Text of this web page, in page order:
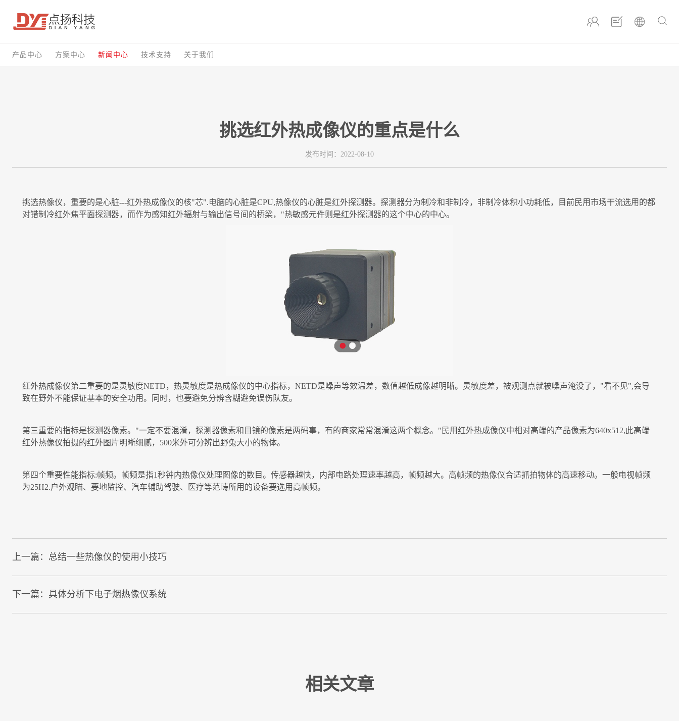
产品中心 方案中心 新闻中心 技术支持 关于我们
挑选红外热成像仪的重点是什么
发布时间：2022-08-10
挑选热像仪，重要的是心脏---红外热成像仪的核"芯".电脑的心脏是CPU,热像仪的心脏是红外探测器。探测器分为制冷和非制冷，非制冷体积小功耗低，目前民用市场干流选用的都
对错制冷红外焦平面探测器，而作为感知红外辐射与输出信号间的桥梁，"热敏感元件则是红外探测器的这个中心的中心。
红外热成像仪第二重要的是灵敏度NETD，热灵敏度是热成像仪的中心指标，NETD是噪声等效温差，数值越低成像越明晰。灵敏度差，被观测点就被噪声淹没了，"看不见",会导
致在野外不能保证基本的安全功用。同时，也要避免分辨含糊避免误伤队友。
第三重要的指标是探测器像素。"一定不要混淆，探测器像素和目镜的像素是两码事，有的商家常常混淆这两个概念。"民用红外热成像仪中相对高端的产品像素为640x512,此高端
红外热像仪拍摄的红外图片明晰细腻，500米外可分辨出野兔大小的物体。
第四个重要性能指标:帧频。帧频是指1秒钟内热像仪处理图像的数目。传感器越快，内部电路处理速率越高，帧频越大。高帧频的热像仪合适抓拍物体的高速移动。一般电视帧频
为25H2.户外观瞄、要地监控、汽车辅助驾驶、医疗等范畴所用的设备要选用高帧频。
上一篇： 总结一些热像仪的使用小技巧
下一篇： 具体分析下电子烟热像仪系统
相关文章